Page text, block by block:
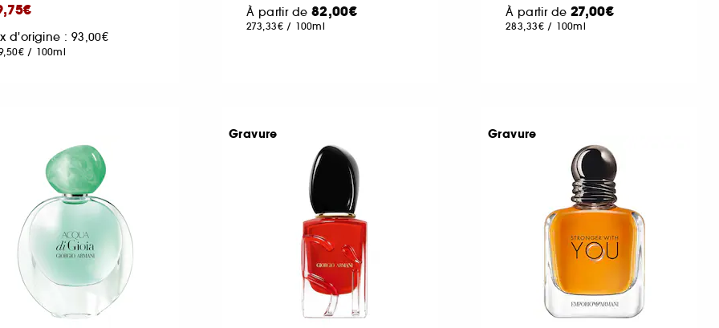
d'origine : 93,00€
/ 100ml
À partir de 82,00€
273,33€ / 100ml
À partir de 27,00€
283,33€ / 100ml
Gravure Gravure